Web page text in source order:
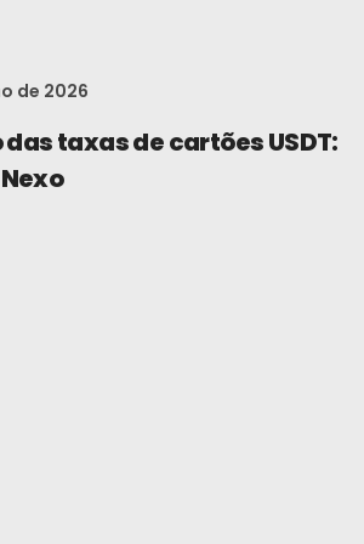
de 2026
taxas de cartões USDT: